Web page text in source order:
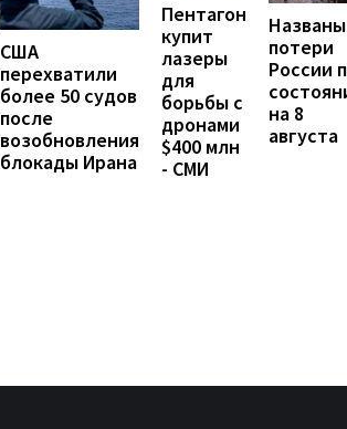
США
перехватили
более 50 судов
после
возобновления
блокады Ирана
Пентагон
купит
лазеры
для
борьбы с
дронами
$400 млн
- СМИ
Названы
потери
России
на 8
августа